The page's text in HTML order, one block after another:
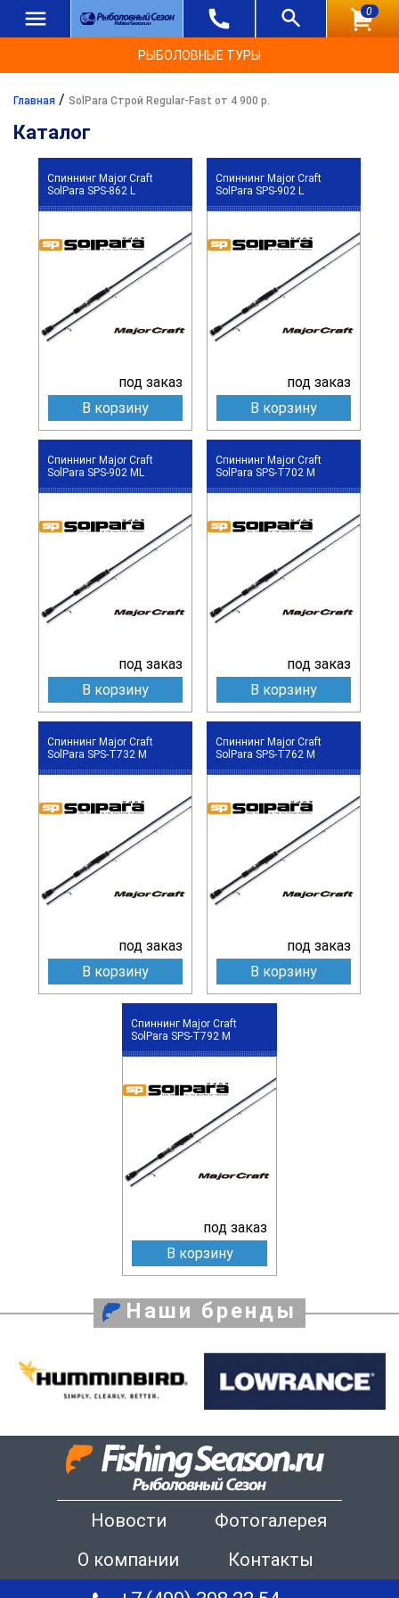
0
РЫБОЛОВНЫЕ ТУРЫ
Главная / SolPara Строй Regular-Fast от 4 900 р.
Каталог
Спиннинг Major Craft
SolPara SPS-862 L
под заказ
В корзину
Спиннинг Major Craft
SolPara SPS-902 L
под заказ
В корзину
Спиннинг Major Craft
SolPara SPS-902 ML
под заказ
В корзину
Спиннинг Major Craft
SolPara SPS-T702 M
под заказ
В корзину
Спиннинг Major Craft
SolPara SPS-T732 M
под заказ
В корзину
Спиннинг Major Craft
SolPara SPS-T762 M
под заказ
В корзину
Спиннинг Major Craft
SolPara SPS-T792 M
под заказ
В корзину
Наши бренды
Новости
Фотогалерея
О компании
Контакты